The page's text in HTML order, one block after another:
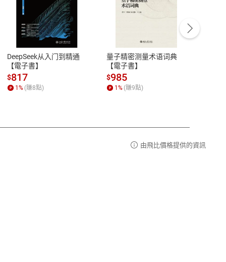
性
參
客服資訊
服務時間：週一到週五 10:00-12:00、
13:00-17:00 (國定假日及例假日休息)
客服電話：0080-1857077
DeepSeek从入门到精通
【電子書】
$817
1% (賺8點)
量子精密测量术语词典
【電子書】
$985
1% (賺9點)
由飛比價格提供的資訊